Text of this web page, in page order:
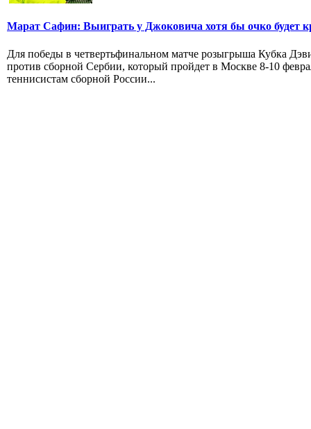
Марат Сафин: Выиграть у Джоковича хотя бы очко будет
Для победы в четвертьфинальном матче розыгрыша Кубка
против сборной Сербии, который пройдет в Москве 8-10
теннисистам сборной России...